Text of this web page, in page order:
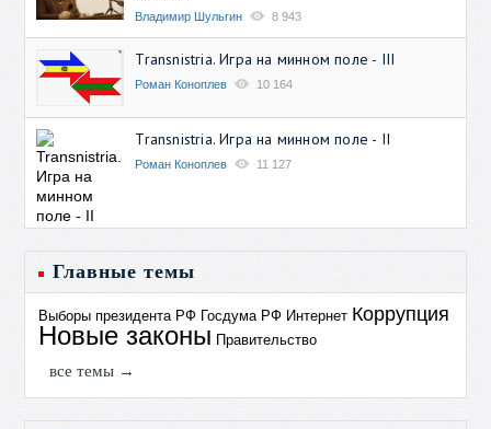
Владимир Шульгин 8 943
Transnistria. Игра на минном поле - III
Роман Коноплев 10 164
Transnistria. Игра на минном поле - II
Роман Коноплев 11 127
Главные темы
Выборы президента РФ Госдума РФ Интернет Коррупция
Новые законы Правительство
все темы →